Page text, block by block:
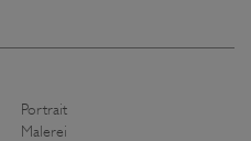
Portrait
Malerei